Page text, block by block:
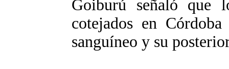
Goiburú señaló que
cotejados en
sanguíneo y su